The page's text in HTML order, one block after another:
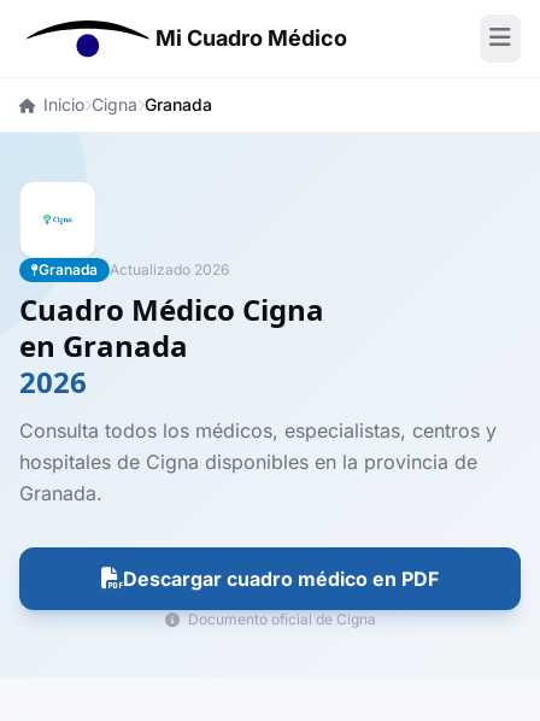
Mi Cuadro Médico
Inicio Cigna Granada
Granada Actualizado 2026
Cuadro Médico Cigna
en Granada
2026
Consulta todos los médicos, especialistas, centros y
hospitales de Cigna disponibles en la provincia de
Granada.
Descargar cuadro médico en PDF
Documento oficial de Cigna